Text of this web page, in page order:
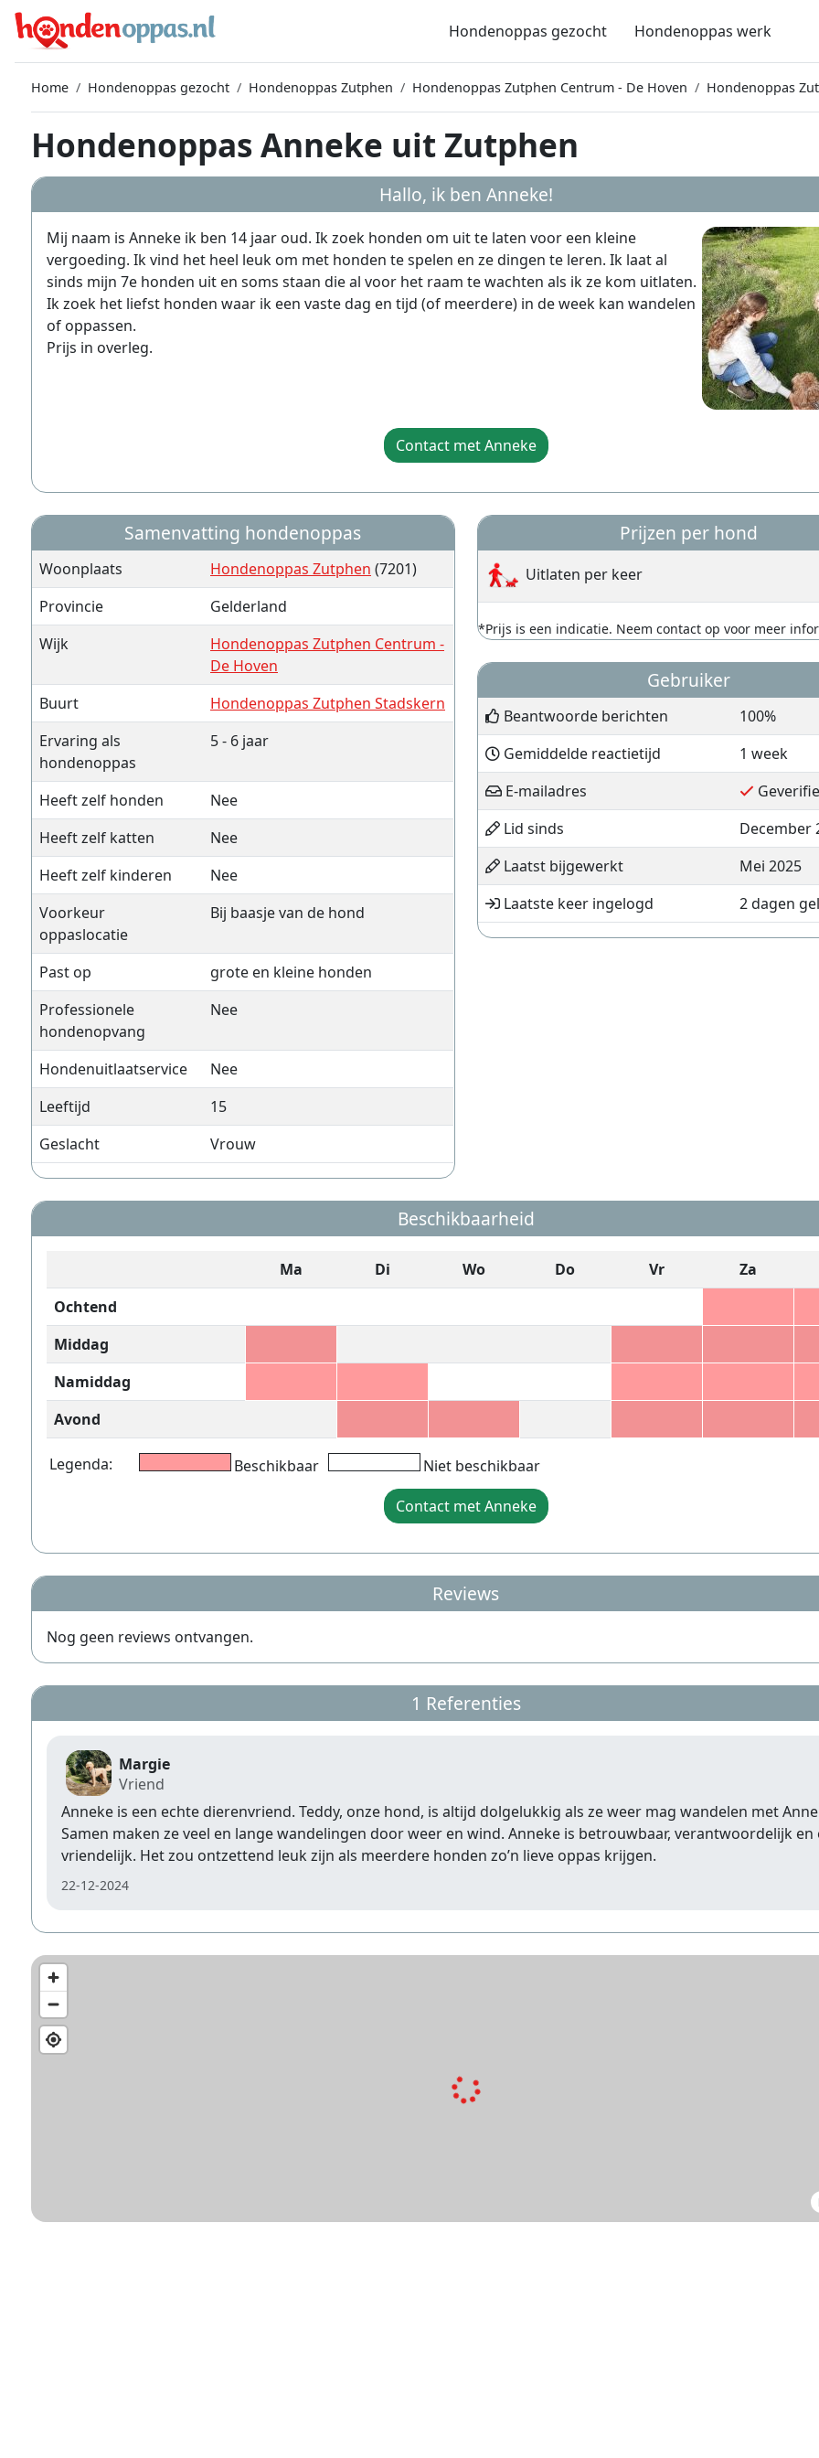
Hondenoppas gezocht Hondenoppas werk
Home Hondenoppas gezocht Hondenoppas Zutphen Hondenoppas Zutphen Centrum - De Hoven Hondenoppas
Hondenoppas Anneke uit Zutphen
Hallo, ik ben Anneke!
Mij naam is Anneke ik ben 14 jaar oud. Ik zoek honden om uit te laten voor een kleine
vergoeding. Ik vind het heel leuk om met honden te spelen en ze dingen te leren. Ik laat al
sinds mijn 7e honden uit en soms staan die al voor het raam te wachten als ik ze kom uitlaten.
Ik zoek het liefst honden waar ik een vaste dag en tijd (of meerdere) in de week kan wandelen
of oppassen.
Prijs in overleg.
Contact met Anneke
Samenvatting hondenoppas
Woonplaats Hondenoppas Zutphen (7201)
Provincie
Gelderland
Wijk
Hondenoppas Zutphen Centrum -
De Hoven
Buurt
Hondenoppas Zutphen Stadskern
Ervaring als
hondenoppas
5 - 6 jaar
Heeft zelf honden
Nee
Heeft zelf katten
Nee
Heeft zelf kinderen
Nee
Voorkeur
oppaslocatie
Bij baasje van de hond
Past op
grote en kleine honden
Professionele
hondenopvang
Nee
Hondenuitlaatservice
Nee
Leeftijd
15
Geslacht
Vrouw
Prijzen per hond
Uitlaten per keer
*Prijs is een indicatie. Neem contact op voor meer
Gebruiker
Beantwoorde berichten
100%
Gemiddelde reactietijd
1 week
E-mailadres
Lid sinds
December
Laatst bijgewerkt
Mei 2025
Laatste keer ingelogd
2 dagen
Beschikbaarheid
Ma Di Wo Do Vr
Za
Ochtend
Middag
Namiddag
Avond
Legenda: Beschikbaar
Niet beschikbaar
Contact met Anneke
Reviews
Nog geen reviews ontvangen.
1 Referenties
Margie
Vriend
Anneke is een echte dierenvriend. Teddy, onze hond, is altijd dolgelukkig als ze weer mag wandelen met
Samen maken ze veel en lange wandelingen door weer en wind. Anneke is betrouwbaar, verantwoordelijk en
vriendelijk. Het zou ontzettend leuk zijn als meerdere honden zo’n lieve oppas krijgen.
22-12-2024